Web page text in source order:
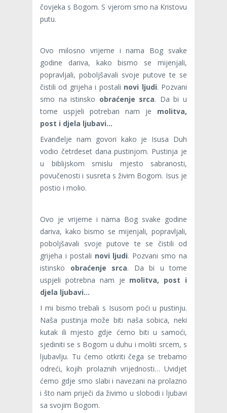
čovjeka s Bogom. S vjerom smo na Kristovu
putu.
Ovo milosno vrijeme i nama Bog svake
godine dariva, kako bismo se mijenjali,
popravljali, poboljšavali svoje putove te se
čistili od grijeha i postali novi ljudi. Pozvani
smo na istinsko obraćenje srca. Da bi u
tome uspjeli potreban nam je molitva,
post i djela ljubavi…
Evanđelje nam govori kako je Isusa Duh
vodio četrdeset dana pustinjom. Pustinja je
u biblijskom smislu mjesto sabranosti,
povučenosti i susreta s živim Bogom. Isus je
postio i molio.
Ovo je vrijeme i nama Bog svake godine
dariva, kako bismo se mijenjali, popravljali,
poboljšavali svoje putove te se čistili od
grijeha i postali novi ljudi. Pozvani smo na
istinsko obraćenje srca. Da bi u tome
uspjeli potrebna nam je molitva, post i
djela ljubavi…
I mi bismo trebali s Isusom poći u pustinju.
Naša pustinja može biti naša sobica, neki
kutak ili mjesto gdje ćemo biti u samoći,
sjediniti se s Bogom u duhu i moliti srcem, s
ljubavlju. Tu ćemo otkriti čega se trebamo
odreći, kojih prolaznih vrijednosti… Uvidjet
ćemo gdje smo slabi i navezani na prolazno
i što nam priječi da živimo u slobodi i ljubavi
sa svojim Bogom.